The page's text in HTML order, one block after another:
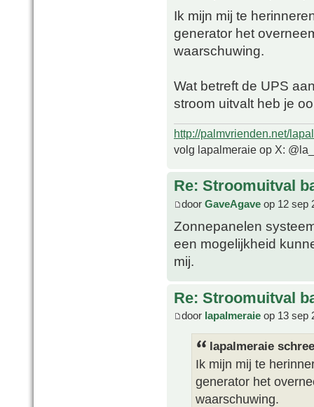
Ik mijn mij te
generator het
waarschuwing.
Wat betreft de UPS
stroom uitvalt heb je
http://palmvrienden.net/
volg lapalmeraie op X:
Re: Stroomuitval
door GaveAgave op 12 sep
Zonnepanelen
een mogelijkheid
mij.
Re: Stroomuitval
door lapalmeraie op 13 sep
lapalmeraie
Ik mijn mij te
generator het
waarschuwing.